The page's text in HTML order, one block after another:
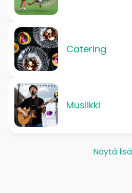
Catering
Musiikki
Näytä